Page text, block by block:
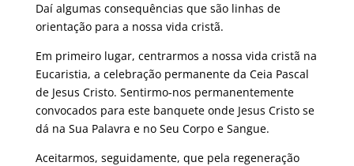
Daí algumas consequências que são linhas de
orientação para a nossa vida cristã.
Em primeiro lugar, centrarmos a nossa vida cristã na
Eucaristia, a celebração permanente da Ceia Pascal
de Jesus Cristo. Sentirmo-nos permanentemente
convocados para este banquete onde Jesus Cristo se
dá na Sua Palavra e no Seu Corpo e Sangue.
Aceitarmos, seguidamente, que pela regeneração